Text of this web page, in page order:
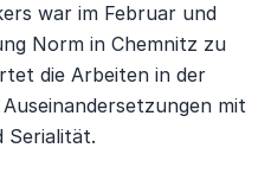
war im Februar und
Norm in Chemnitz zu
die Arbeiten in der
mit
Serialität.